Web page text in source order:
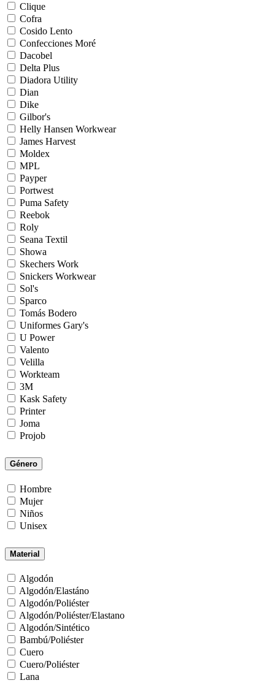
Clique
Cofra
Cosido Lento
Confecciones Moré
Dacobel
Delta Plus
Diadora Utility
Dian
Dike
Gilbor's
Helly Hansen Workwear
James Harvest
Moldex
MPL
Payper
Portwest
Puma Safety
Reebok
Roly
Seana Textil
Showa
Skechers Work
Snickers Workwear
Sol's
Sparco
Tomás Bodero
Uniformes Gary's
U Power
Valento
Velilla
Workteam
3M
Kask Safety
Printer
Joma
Projob
Género
Hombre
Mujer
Niños
Unisex
Material
Algodón
Algodón/Elastáno
Algodón/Poliéster
Algodón/Poliéster/Elastano
Algodón/Sintético
Bambú/Poliéster
Cuero
Cuero/Poliéster
Lana